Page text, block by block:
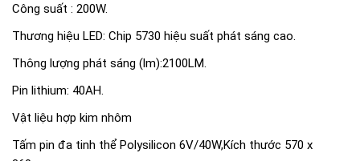
Công suất : 200W.
Thương hiệu LED: Chip 5730 hiệu suất phát sáng cao.
Thông lượng phát sáng (lm):2100LM.
Pin lithium: 40AH.
Vật liệu hợp kim nhôm
Tấm pin đa tinh thể Polysilicon 6V/40W,Kích thước 570 x